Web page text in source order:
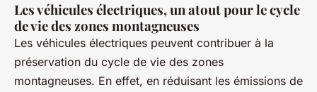
Les véhicules électriques, un atout pour le cycle
de vie des zones montagneuses
Les véhicules électriques peuvent contribuer à la
préservation du cycle de vie des zones
montagneuses. En effet, en réduisant les émissions de